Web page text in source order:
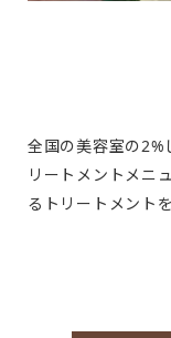
全国の美容室の
リートメントメニ
るトリートメント